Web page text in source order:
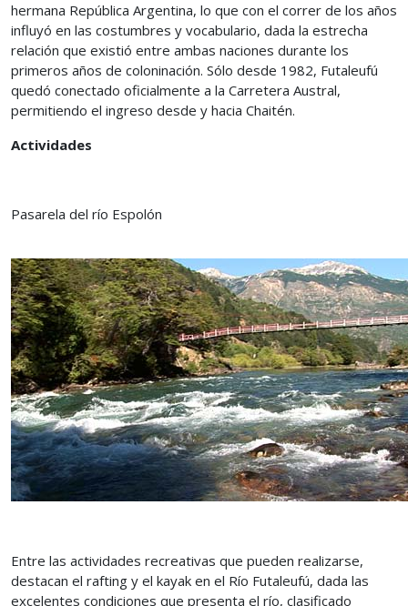
hermana República Argentina, lo que con el correr de los años
influyó en las costumbres y vocabulario, dada la estrecha
relación que existió entre ambas naciones durante los
primeros años de coloninación. Sólo desde 1982, Futaleufú
quedó conectado oficialmente a la Carretera Austral,
permitiendo el ingreso desde y hacia Chaitén.
Actividades
Pasarela del río Espolón
Entre las actividades recreativas que pueden realizarse,
destacan el rafting y el kayak en el Río Futaleufú, dada las
excelentes condiciones que presenta el río, clasificado